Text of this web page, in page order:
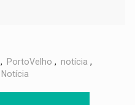
, PortoVelho , notícia ,
Notícia